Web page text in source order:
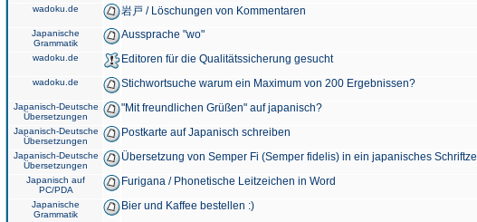
wadoku.de 岩戸 / Löschungen von Kommentaren
Japanische
Grammatik
Aussprache "wo"
wadoku.de Editoren für die Qualitätssicherung gesucht
wadoku.de Stichwortsuche warum ein Maximum von 200 Ergebnissen?
Japanisch-Deutsche
Übersetzungen
"Mit freundlichen Grüßen" auf japanisch?
Japanisch-Deutsche
Übersetzungen
Postkarte auf Japanisch schreiben
Japanisch-Deutsche
Übersetzungen
Übersetzung von Semper Fi (Semper fidelis) in ein japanisches
Japanisch auf
PC/PDA
Furigana / Phonetische Leitzeichen in Word
Japanische
Grammatik
Bier und Kaffee bestellen :)